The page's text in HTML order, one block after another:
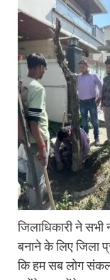
जिलाधिकारी ने सभी
बनाने के लिए जिला
कि हम सब लोग